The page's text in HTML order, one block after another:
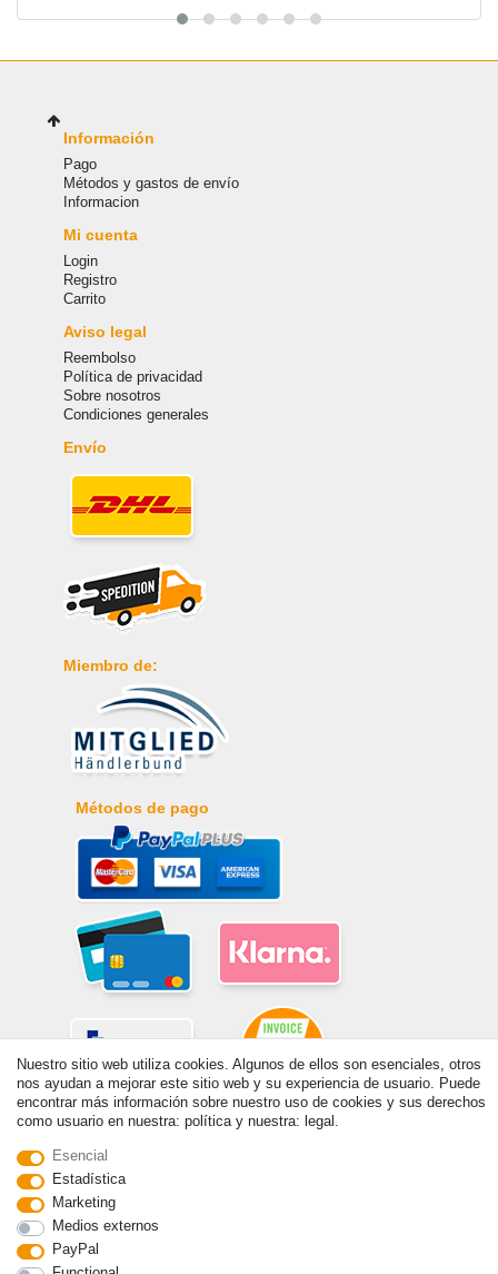
Información
Pago
Métodos y gastos de envío
Informacion
Mi cuenta
Login
Registro
Carrito
Aviso legal
Reembolso
Política de privacidad
Sobre nosotros
Condiciones generales
Envío
Miembro de:
Métodos de pago
© Copyright 2026 | Todos los derechos reservados. - Prix de base voir
détail de l'article | *S'applique aux livraisons en Espagne!
Nuestro sitio web utiliza cookies. Algunos de ellos son esenciales, otros
nos ayudan a mejorar este sitio web y su experiencia de usuario. Puede
encontrar más información sobre nuestro uso de cookies y sus derechos
como usuario en nuestra: política y nuestra: legal.
Esencial
Estadística
Marketing
Medios externos
PayPal
Withdraw from contract here